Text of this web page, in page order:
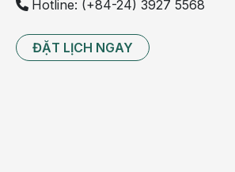
Hotline: (+84-24) 3927 5568
ĐẶT LỊCH NGAY